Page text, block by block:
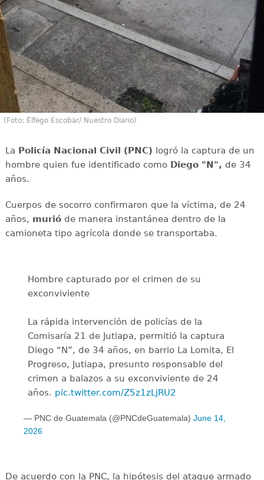
(Foto: Élfego Escobar/ Nuestro Diario)
La Policía Nacional Civil (PNC) logró la captura de un
hombre quien fue identificado comoDiego "N", de 34
años.
Cuerpos de socorro confirmaron que la víctima, de 24
años, murióde manera instantánea dentro de la
camioneta tipo agrícola donde se transportaba.
Hombre capturado por el crimen de su
exconviviente
La rápida intervención de policías de la
Comisaría 21 de Jutiapa, permitió la captura
Diego “N”, de 34 años, en barrio La Lomita, El
Progreso, Jutiapa, presunto responsable del
crimen a balazos a su exconviviente de 24
años. pic.twitter.com/Z5z1zLjRU2
— PNC de Guatemala (@PNCdeGuatemala) June 14,
2026
De acuerdo con la PNC, la hipótesis del ataque armado